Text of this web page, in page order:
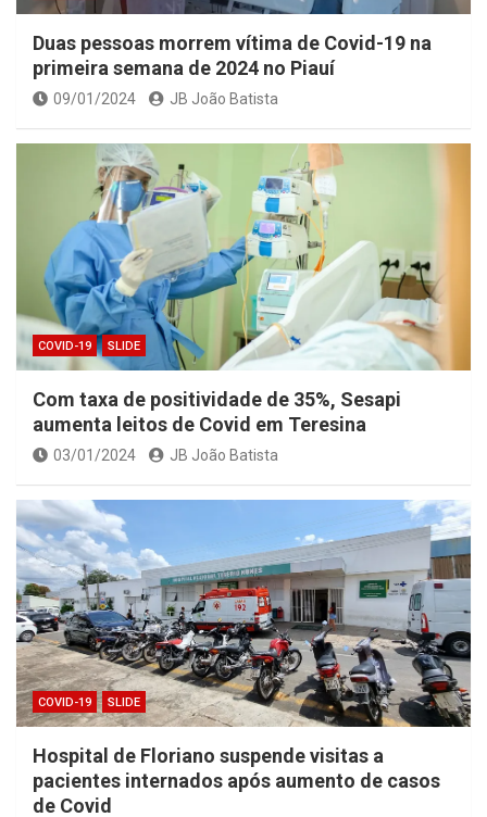
Duas pessoas morrem vítima de Covid-19 na
primeira semana de 2024 no Piauí
09/01/2024 JB João Batista
COVID-19 SLIDE
Com taxa de positividade de 35%, Sesapi
aumenta leitos de Covid em Teresina
03/01/2024 JB João Batista
COVID-19 SLIDE
Hospital de Floriano suspende visitas a
pacientes internados após aumento de casos
de Covid